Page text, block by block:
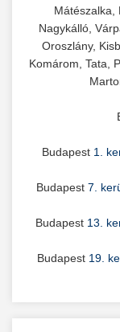
Mátészalka,
Nagykálló,
Oroszlány,
Komárom, Tata,
Budapest 1.
Budapest 7.
Budapest 13.
Budapest 19.